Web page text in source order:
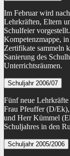
Im Februar wird
Lehrkräften, Eltern
Schulfeier
Kompetenzmappe,
Zertifikate sammeln
Sanierung des
Unterrichtsräumen.
Schuljahr 2006/07
Fünf neue
Frau Pfeuffer (D/
und Herr Kümmel
Schuljahres in den
Schuljahr 2005/2006